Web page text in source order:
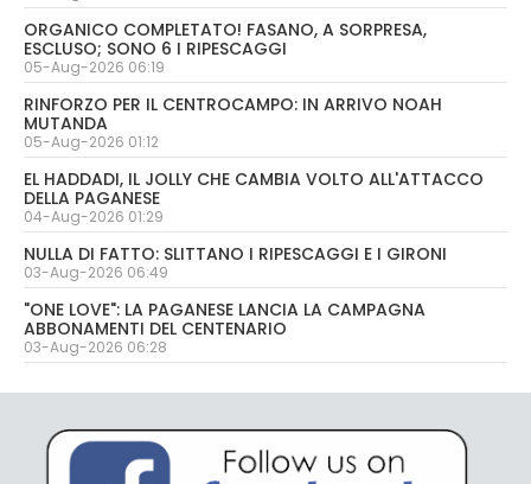
ORGANICO COMPLETATO! FASANO, A SORPRESA,
ESCLUSO; SONO 6 I RIPESCAGGI
05-Aug-2026 06:19
RINFORZO PER IL CENTROCAMPO: IN ARRIVO NOAH
MUTANDA
05-Aug-2026 01:12
EL HADDADI, IL JOLLY CHE CAMBIA VOLTO ALL'ATTACCO
DELLA PAGANESE
04-Aug-2026 01:29
NULLA DI FATTO: SLITTANO I RIPESCAGGI E I GIRONI
03-Aug-2026 06:49
"ONE LOVE": LA PAGANESE LANCIA LA CAMPAGNA
ABBONAMENTI DEL CENTENARIO
03-Aug-2026 06:28